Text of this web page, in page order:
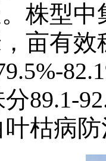
株型
亩有
89.1-
枯病